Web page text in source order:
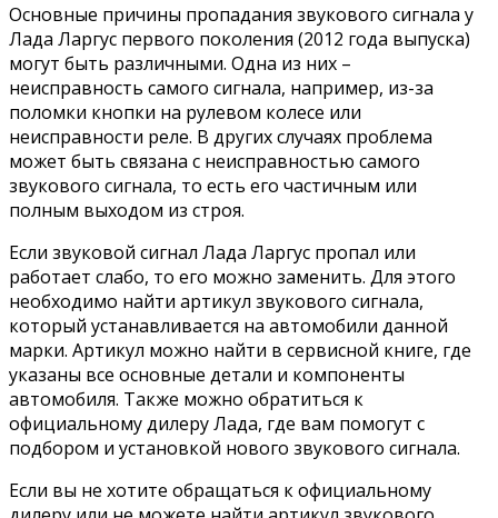
Основные причины пропадания звукового сигнала у
Лада Ларгус первого поколения (2012 года выпуска)
могут быть различными. Одна из них –
неисправность самого сигнала, например, из-за
поломки кнопки на рулевом колесе или
неисправности реле. В других случаях проблема
может быть связана с неисправностью самого
звукового сигнала, то есть его частичным или
полным выходом из строя.
Если звуковой сигнал Лада Ларгус пропал или
работает слабо, то его можно заменить. Для этого
необходимо найти артикул звукового сигнала,
который устанавливается на автомобили данной
марки. Артикул можно найти в сервисной книге, где
указаны все основные детали и компоненты
автомобиля. Также можно обратиться к
официальному дилеру Лада, где вам помогут с
подбором и установкой нового звукового сигнала.
Если вы не хотите обращаться к официальному